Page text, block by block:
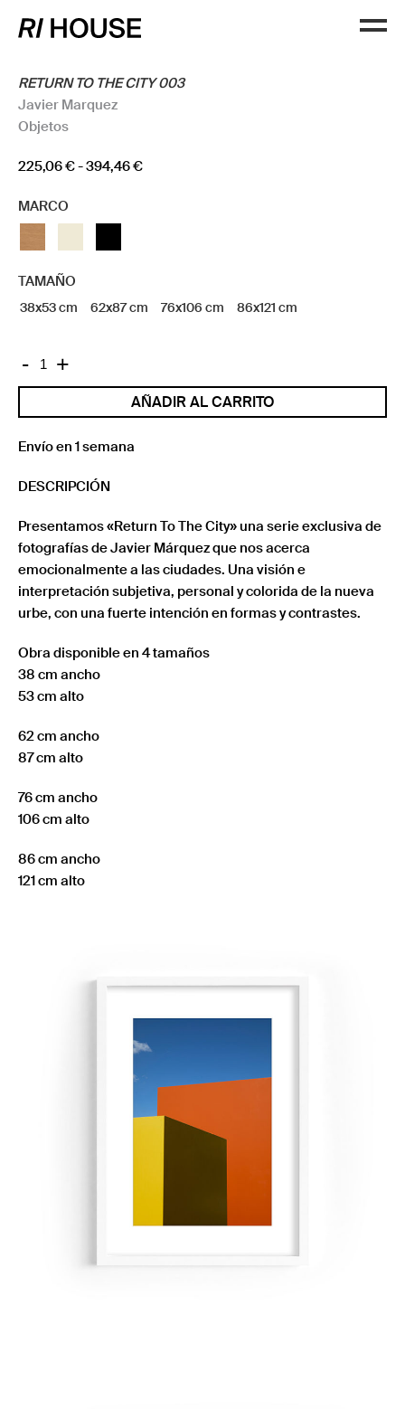
RETURN TO THE CITY 003
Javier Marquez
Objetos
225,06€-394,46€Rango
MARCO
TAMAÑO
38x53 cm 62x87 cm 76x106 cm 86x121 cm
-
RETURN
CITY
003
+
AÑADIR AL CARRITO
Envío en 1 semana
DESCRIPCIÓN
Presentamos «Return To The City» una serie exclusiva de
fotografías de Javier Márquez que nos acerca
emocionalmente a las ciudades. Una visión e
interpretación subjetiva, personal y colorida de la nueva
urbe, con una fuerte intención en formas y contrastes.
Obra disponible en 4 tamaños
38 cm ancho
53 cm alto
62 cm ancho
87 cm alto
76 cm ancho
106 cm alto
86 cm ancho
121 cm alto